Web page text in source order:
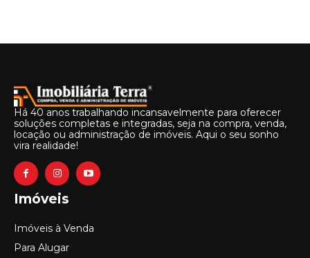
Há 40 anos trabalhando incansavelmente para oferecer
soluções completas e integradas, seja na compra, venda,
locação ou administração de imóveis. Aqui o seu sonho
vira realidade!
Imóveis
Imóveis à Venda
Para Alugar